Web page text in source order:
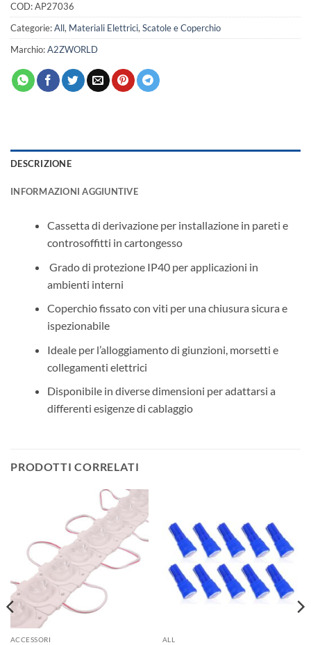
COD:AP27036
Categorie:All, Materiali Elettrici, Scatole e Coperchio
Marchio:A2ZWORLD
DESCRIZIONE
INFORMAZIONI AGGIUNTIVE
Cassetta di derivazione per installazione in pareti e
controsoffitti in cartongesso
️ Grado di protezione IP40 per applicazioni in
ambienti interni
Coperchio fissato con viti per una chiusura sicura e
ispezionabile
Ideale per l’alloggiamento di giunzioni, morsetti e
collegamenti elettrici
Disponibile in diverse dimensioni per adattarsi a
differenti esigenze di cablaggio
PRODOTTI CORRELATI
ACCESSORI ALL